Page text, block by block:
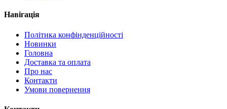
Навігація
Політика конфінденційності
Новинки
Головна
Доставка та оплата
Про нас
Контакти
Умови повернення